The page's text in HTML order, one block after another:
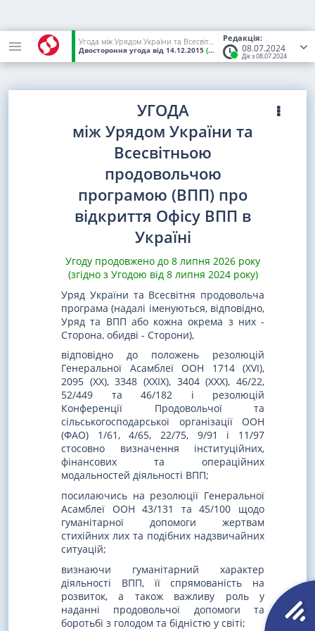
Редакція:
08.07.2024
Діє з 08.07.2024
Угода між Урядом України та Всесвітньою продовольчою програмою (ВПП) про відкриття Офісу ВПП в Україні
Двостороння угода від 14.12.2015 (Статус: Чинний)
УГОДА
між Урядом України та
Всесвітньою
продовольчою
програмою (ВПП) про
відкриття Офісу ВПП в
Україні
Угоду продовжено до 8 липня 2026 року
(згідно з Угодою від 8 липня 2024 року)
Уряд України та Всесвітня продовольча
програма (надалі іменуються, відповідно,
Уряд та ВПП або кожна окрема з них -
Сторона, обидві - Сторони),
відповідно до положень резолюцій
Генеральної Асамблеї ООН 1714 (XVI),
2095 (XX), 3348 (XXIX), 3404 (XXX), 46/22,
52/449 та 46/182 і резолюцій
Конференції Продовольчої та
сільськогосподарської організації ООН
(ФАО) 1/61, 4/65, 22/75, 9/91 і 11/97
стосовно визначення інституційних,
фінансових та операційних
модальностей діяльності ВПП;
посилаючись на резолюції Генеральної
Асамблеї ООН 43/131 та 45/100 щодо
гуманітарної допомоги жертвам
стихійних лих та подібних надзвичайних
ситуацій;
визнаючи гуманітарний характер
діяльності ВПП, її спрямованість на
розвиток, а також важливу роль у
наданні продовольчої допомоги та
боротьбі з голодом та бідністю у світі;